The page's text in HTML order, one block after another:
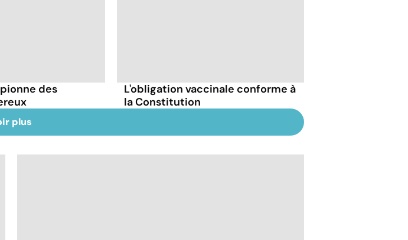
des
L'obligation vaccinale conforme à
la Constitution
plus